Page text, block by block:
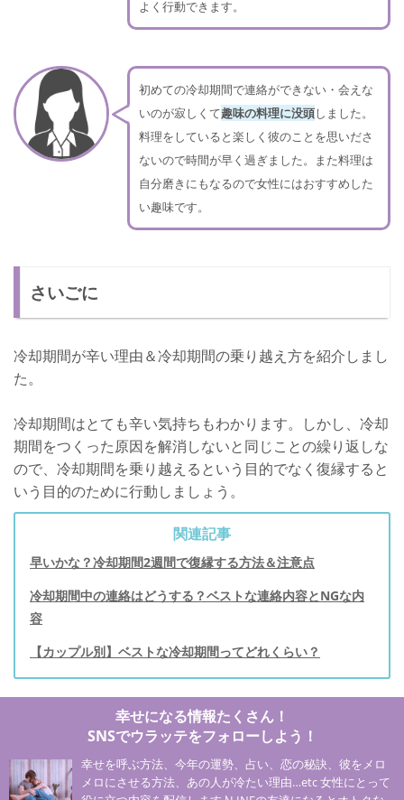
よく行動できます。
初めての冷却期間で連絡ができない・会えな
いのが寂しくて趣味の料理に没頭しました。
料理をしていると楽しく彼のことを思いださ
ないので時間が早く過ぎました。また料理は
自分磨きにもなるので女性にはおすすめした
い趣味です。
さいごに
冷却期間が辛い理由＆冷却期間の乗り越え方を紹介しまし
た。
冷却期間はとても辛い気持ちもわかります。しかし、冷却
期間をつくった原因を解消しないと同じことの繰り返しな
ので、冷却期間を乗り越えるという目的でなく復縁すると
いう目的のために行動しましょう。
関連記事
早いかな？冷却期間2週間で復縁する方法＆注意点
冷却期間中の連絡はどうする？ベストな連絡内容とNGな内
容
【カップル別】ベストな冷却期間ってどれくらい？
幸せになる情報たくさん！
SNSでウラッテをフォローしよう！
幸せを呼ぶ方法、今年の運勢、占い、恋の秘訣、彼をメロ
メロにさせる方法、あの人が冷たい理由…etc 女性にとって